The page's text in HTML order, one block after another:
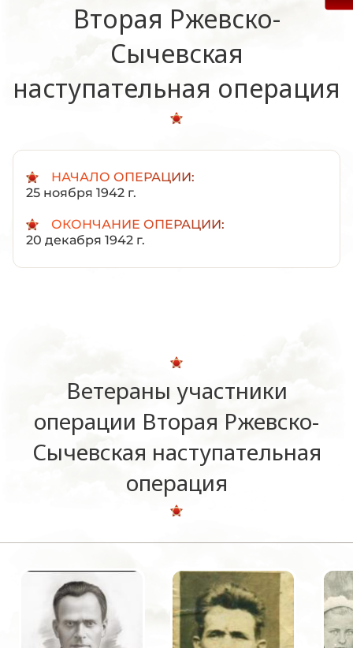
Вторая Ржевско-
Сычевская
наступательная операция
НАЧАЛО ОПЕРАЦИИ:
25 ноября 1942 г.
ОКОНЧАНИЕ ОПЕРАЦИИ:
20 декабря 1942 г.
Ветераны участники
операции Вторая Ржевско-
Сычевская наступательная
операция